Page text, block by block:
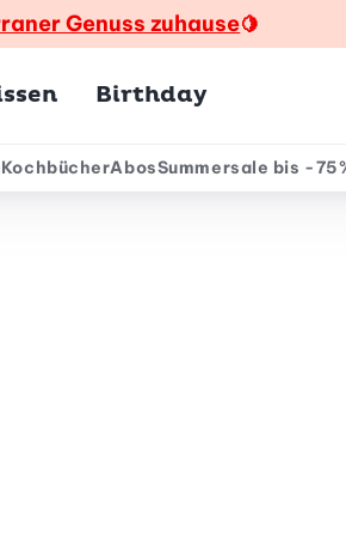
Genuss zuhause🍋
Birthday
KochbücherAbosSummersale bis -